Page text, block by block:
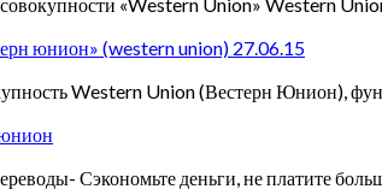
«Western Union» Western
юнион» (western union) 27.06.15
Western Union (Вестерн Юнион),
Сэкономьте деньги, не платите